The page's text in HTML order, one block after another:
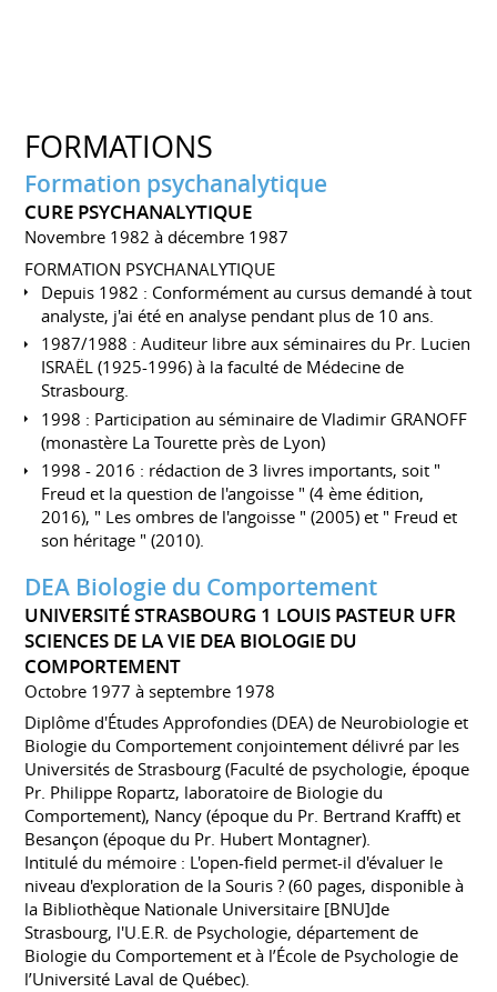
FORMATIONS
Formation psychanalytique
CURE PSYCHANALYTIQUE
Novembre 1982 à décembre 1987
FORMATION PSYCHANALYTIQUE
Depuis 1982 : Conformément au cursus demandé à tout
analyste, j'ai été en analyse pendant plus de 10 ans.
1987/1988 : Auditeur libre aux séminaires du Pr. Lucien
ISRAËL (1925-1996) à la faculté de Médecine de
Strasbourg.
1998 : Participation au séminaire de Vladimir GRANOFF
(monastère La Tourette près de Lyon)
1998 - 2016 : rédaction de 3 livres importants, soit "
Freud et la question de l'angoisse " (4 ème édition,
2016), " Les ombres de l'angoisse " (2005) et " Freud et
son héritage " (2010).
DEA Biologie du Comportement
UNIVERSITÉ STRASBOURG 1 LOUIS PASTEUR UFR
SCIENCES DE LA VIE DEA BIOLOGIE DU
COMPORTEMENT
Octobre 1977 à septembre 1978
Diplôme d'Études Approfondies (DEA) de Neurobiologie et
Biologie du Comportement conjointement délivré par les
Universités de Strasbourg (Faculté de psychologie, époque
Pr. Philippe Ropartz, laboratoire de Biologie du
Comportement), Nancy (époque du Pr. Bertrand Krafft) et
Besançon (époque du Pr. Hubert Montagner).
Intitulé du mémoire : L'open-field permet-il d'évaluer le
niveau d'exploration de la Souris ? (60 pages, disponible à
la Bibliothèque Nationale Universitaire [BNU]de
Strasbourg, l'U.E.R. de Psychologie, département de
Biologie du Comportement et à l’École de Psychologie de
l’Université Laval de Québec).